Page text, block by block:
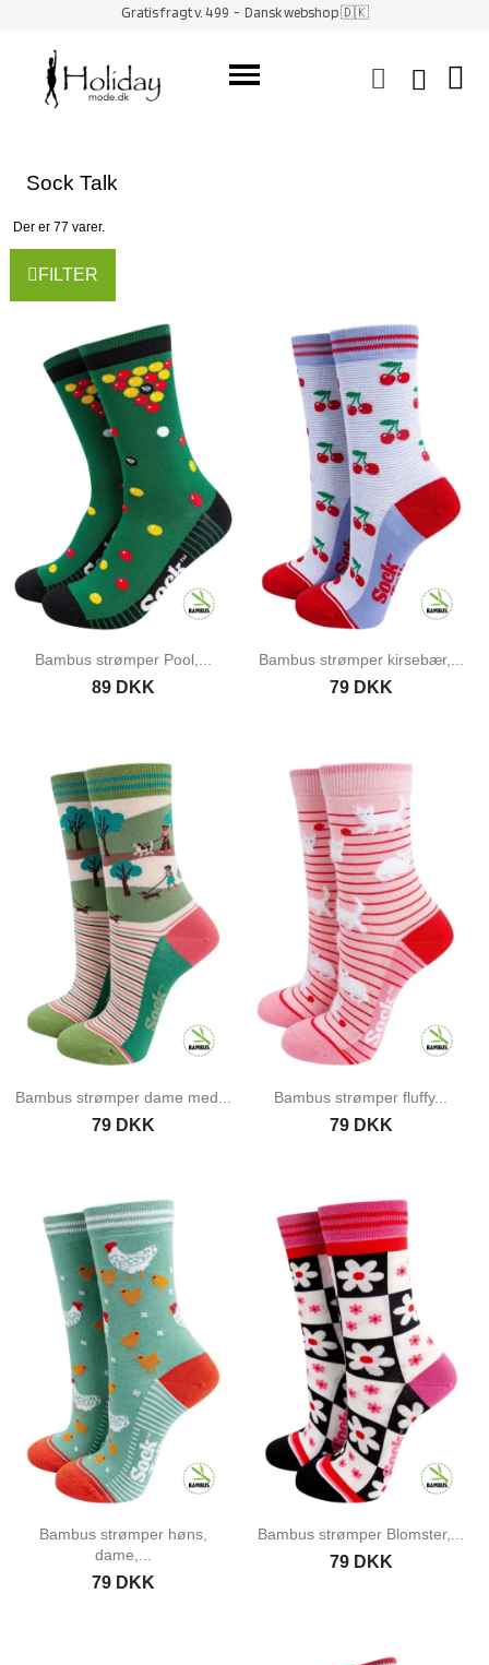
Gratis fragt v. 499 - Dansk webshop 🇩🇰
Sock Talk
Der er 77 varer.
FILTER
Bambus strømper Pool,...
89 DKK
Bambus strømper kirsebær,...
79 DKK
Bambus strømper dame med...
79 DKK
Bambus strømper fluffy...
79 DKK
Bambus strømper høns,
dame,...
79 DKK
Bambus strømper Blomster,...
79 DKK